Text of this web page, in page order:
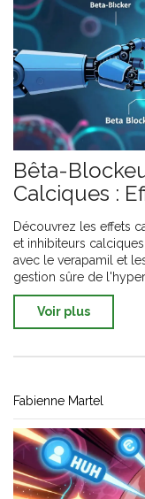
Bêta-
Calciques :
Thérapie
Découvrez les effets
et inhibiteurs
avec le verapamil et
gestion sûre de
Voir plus
Fabienne Martel